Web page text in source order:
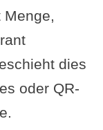
Menge,
dies
oder QR-